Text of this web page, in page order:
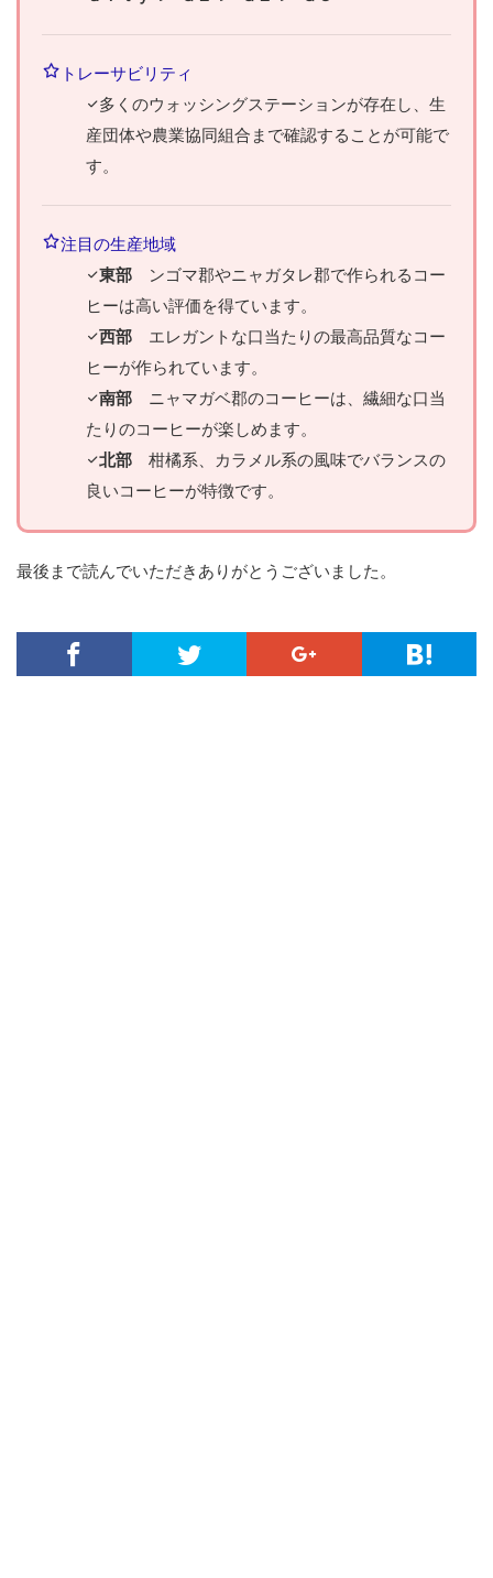
トレーサビリティ
多くのウォッシングステーションが存在し、生
産団体や農業協同組合まで確認することが可能で
す。
注目の生産地域
東部
ンゴマ郡やニャガタレ郡で作られるコー
ヒーは高い評価を得ています。
西部 エレガントな口当たりの最高品質なコー
ヒーが作られています。
南部 ニャマガベ郡のコーヒーは、繊細な口当
たりのコーヒーが楽しめます。
北部柑橘系、カラメル系の風味でバランスの
良いコーヒーが特徴です。
最後まで読んでいただきありがとうございました。